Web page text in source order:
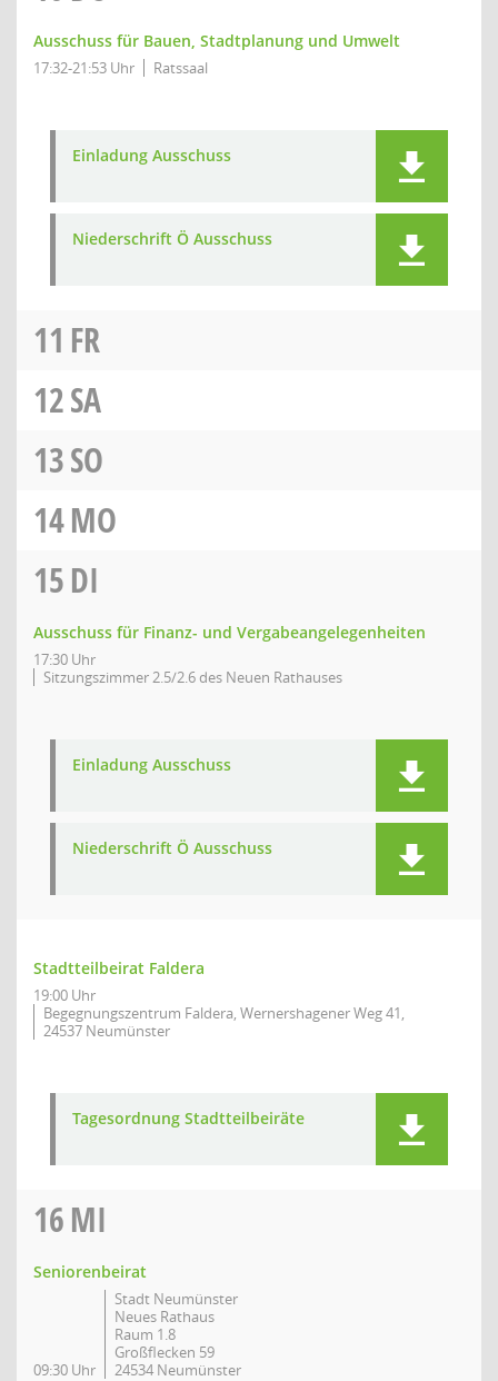
Ausschuss für Bauen, Stadtplanung und Umwelt
17:32-21:53 Uhr Ratssaal
Einladung Ausschuss
Niederschrift Ö Ausschuss
11 FR
12SA
13SO
14MO
15DI
Ausschuss für Finanz- und Vergabeangelegenheiten
17:30 Uhr
Sitzungszimmer 2.5/2.6 des Neuen Rathauses
Einladung Ausschuss
Niederschrift Ö Ausschuss
Stadtteilbeirat Faldera
19:00 Uhr
Begegnungszentrum Faldera, Wernershagener Weg 41,
24537 Neumünster
Tagesordnung Stadtteilbeiräte
16MI
Seniorenbeirat
09:30 Uhr
Stadt Neumünster
Neues Rathaus
Raum 1.8
Großflecken 59
24534 Neumünster